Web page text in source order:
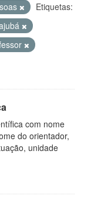
Etiquetas:
com nome
do orientador,
unidade